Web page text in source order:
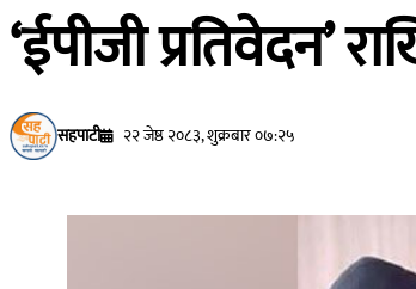
‘ईपीजी प्रतिवेदन’
सहपाटी २२ जेष्ठ २०८३, शुक्रबार ०७:२५